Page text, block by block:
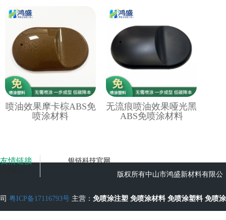
喷油效果摩卡棕ABS免
喷涂材料
无流痕喷油效果哑光黑
ABS免喷涂材料
友情链接
银链科技官网
版权所有中山市鸿盛新材料有限公
司 粤ICP备17116793号 主营： 免喷涂注塑 免喷涂材料 免喷涂塑料 免喷涂